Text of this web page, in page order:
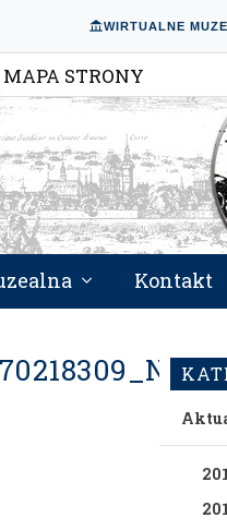
WIRTUALNE
MAPA STRONY
Kontakt